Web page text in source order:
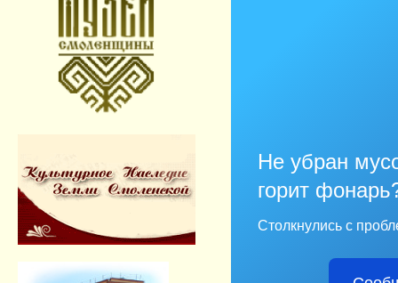
Не убран
горит
Столкнулись с